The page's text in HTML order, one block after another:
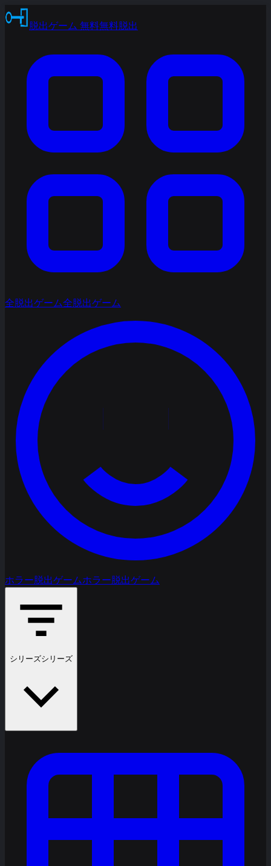
脱出ゲーム 無料無料脱出
全脱出ゲーム全脱出ゲーム
ホラー脱出ゲームホラー脱出ゲーム
シリーズシリーズ